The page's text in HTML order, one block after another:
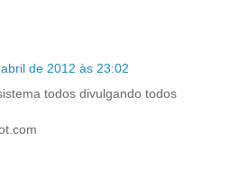
de 2012 às 23:02
todos divulgando todos